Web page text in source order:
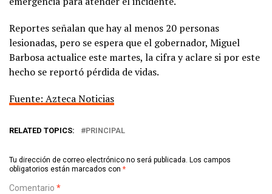
Reportes señalan que hay al menos 20 personas
lesionadas, pero se espera que el gobernador, Miguel
Barbosa actualice este martes, la cifra y aclare si por este
hecho se reportó pérdida de vidas.
Fuente: Azteca Noticias
RELATED TOPICS: PRINCIPAL
Tu dirección de correo electrónico no será publicada. Los campos
obligatorios están marcados con *
Comentario *